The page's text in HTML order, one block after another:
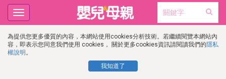
為提供您更多優質的內容，本網站使用cookies分析技術。若繼續閱覽本網站內
容，即表示您同意我們使用 cookies， 關於更多cookies資訊請閱讀我們的隱私
權說明 。
我知道了
Toggle
navigation